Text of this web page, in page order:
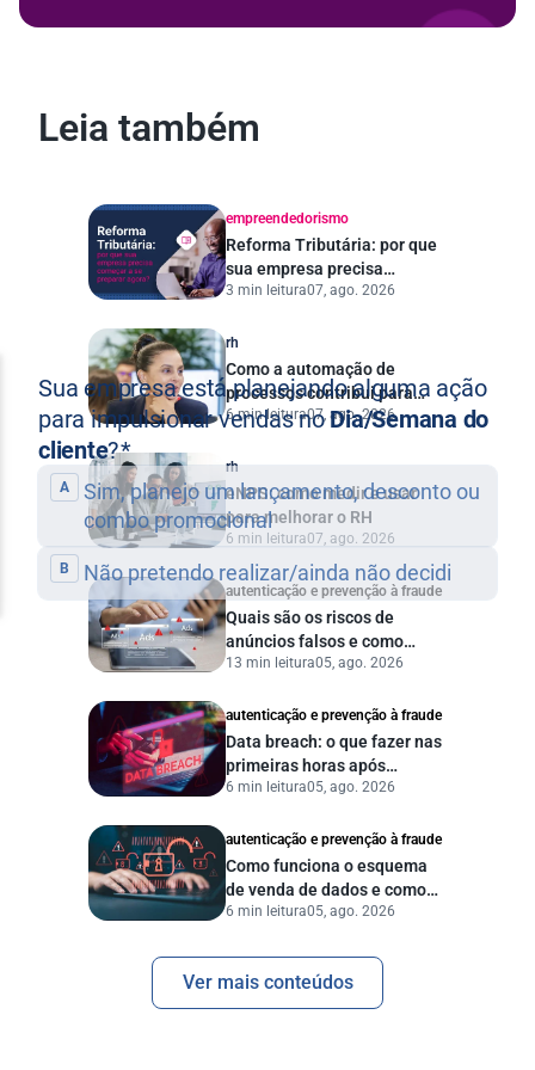
Leia também
empreendedorismo
Reforma Tributária: por que
sua empresa precisa
começar a se preparar
3 min leitura07, ago. 2026
rh
Como a automação de
processos contribui para
uma gestão pública mais
6 min leitura07, ago. 2026
rh
eNPS: como medir e usar
para melhorar o RH
6 min leitura07, ago. 2026
autenticação e prevenção à fraude
Quais são os riscos de
anúncios falsos e como
proteger seu negócio?
13 min leitura05, ago. 2026
autenticação e prevenção à fraude
Data breach: o que fazer nas
primeiras horas após
vazamento de dados?
6 min leitura05, ago. 2026
autenticação e prevenção à fraude
Como funciona o esquema
de venda de dados e como
proteger sua empresa?
6 min leitura05, ago. 2026
Ver mais conteúdos